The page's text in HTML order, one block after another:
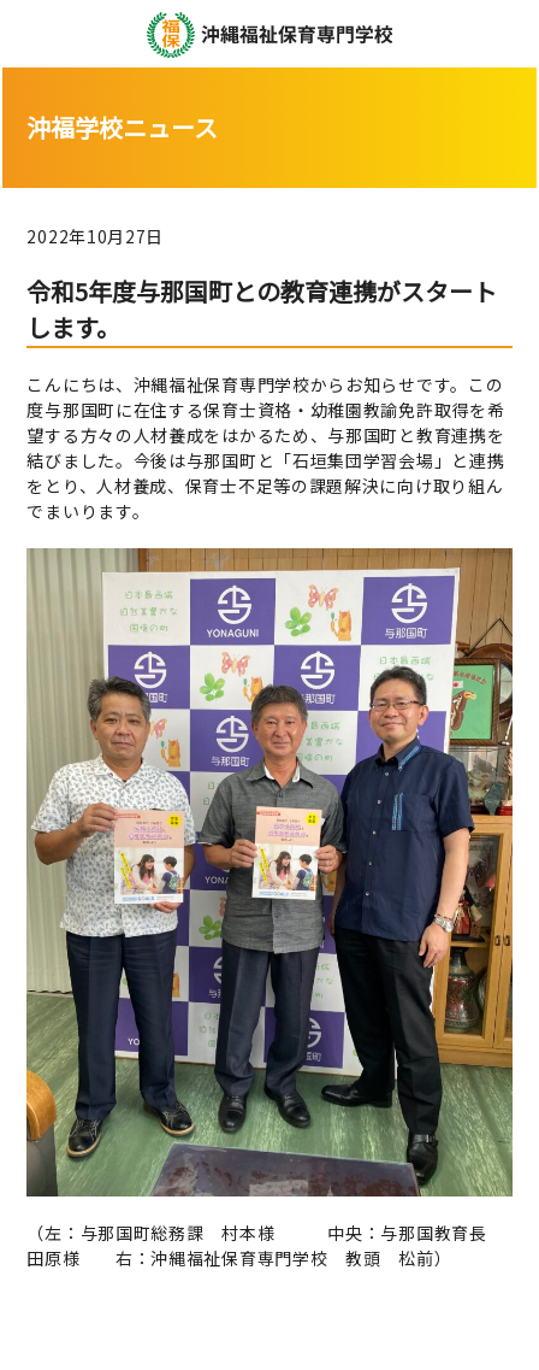
沖福学校ニュース
2022年10月27日
令和5年度与那国町との教育連携がスタート
します。
こんにちは、沖縄福祉保育専門学校からお知らせです。この
度与那国町に在住する保育士資格・幼稚園教諭免許取得を希
望する方々の人材養成をはかるため、与那国町と教育連携を
結びました。今後は与那国町と「石垣集団学習会場」と連携
をとり、人材養成、保育士不足等の課題解決に向け取り組ん
でまいります。
（左：与那国町総務課 村本様 中央：与那国教育長
田原様 右：沖縄福祉保育専門学校 教頭 松前）